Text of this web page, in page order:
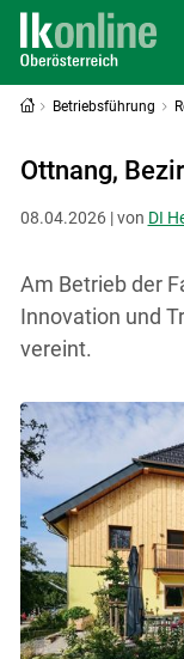
Betriebsführung
Ottnang,
08.04.2026 | von DI
Am Betrieb der
Innovation und
vereint.